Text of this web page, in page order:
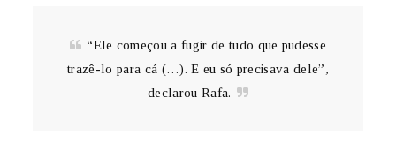
“Ele começou a fugir de tudo que pudesse
trazê-lo para cá (…). E eu só precisava dele”,
declarou Rafa.